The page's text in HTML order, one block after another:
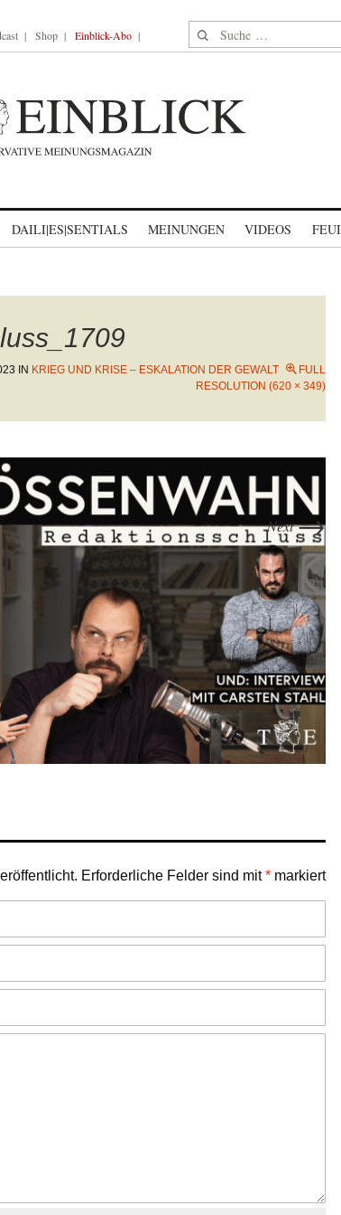
Shop Einblick-Abo Suche nach:
DAILI|ES|SENTIALS MEINUNGEN VIDEOS
IN KRIEG UND KRISE – ESKALATION DER GEWALT
FULL
RESOLUTION (620 × 349)
Next→
Erforderliche Felder sind mit* markiert